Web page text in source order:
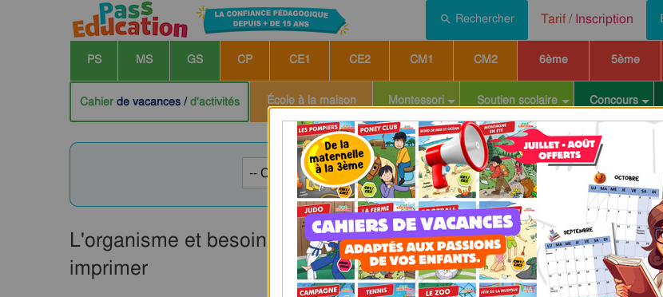
Rechercher Tarif /Inscription
PS MS GS CP CE1 CE2 CM1 CM2 6ème 5ème
Cahier de vacances /d'activités École à la maison Montessori Soutien scolaire Concours
L'organisme et besoin en énergie : Collège - Cycle 4 - PDF à
imprimer